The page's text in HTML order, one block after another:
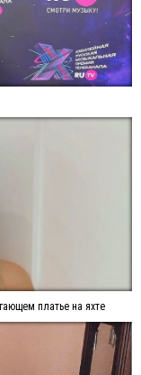
платье на яхте